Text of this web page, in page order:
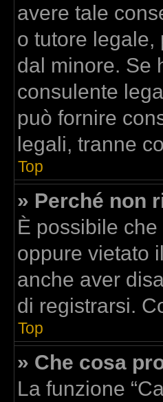
avere tale
o tutore legale,
dal minore. Se
consulente
può fornire
legali, tranne
Top
» Perché non
È possibile
oppure vietato
anche aver
di registrarsi.
Top
» Che cosa
La funzione